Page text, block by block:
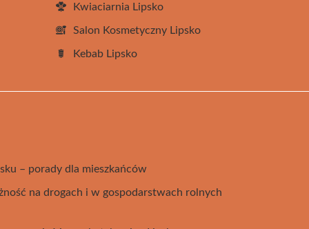
Kwiaciarnia Lipsko
Salon Kosmetyczny Lipsko
Kebab Lipsko
– porady dla mieszkańców
na drogach i w gospodarstwach rolnych